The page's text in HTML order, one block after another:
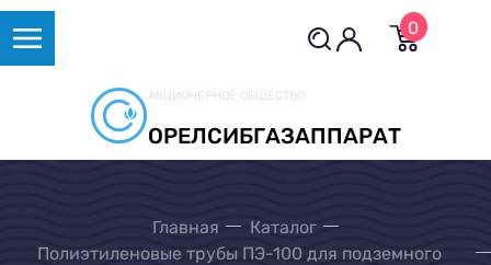
0
АКЦИОНЕРНОЕ ОБЩЕСТВО
ОРЕЛСИБГАЗАППАРАТ
Главная
Каталог
Полиэтиленовые трубы ПЭ-100 для подземного